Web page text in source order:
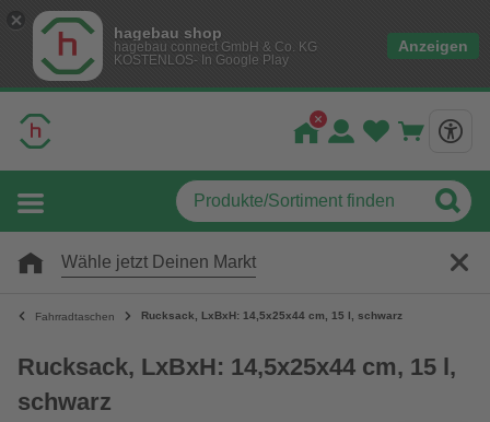
hagebau shop
hagebau connect GmbH & Co. KG
KOSTENLOS- In Google Play
Anzeigen
Wähle jetzt Deinen Markt
Fahrradtaschen Rucksack, LxBxH: 14,5x25x44 cm, 15 l, schwarz
Rucksack, LxBxH: 14,5x25x44 cm, 15 l,
schwarz